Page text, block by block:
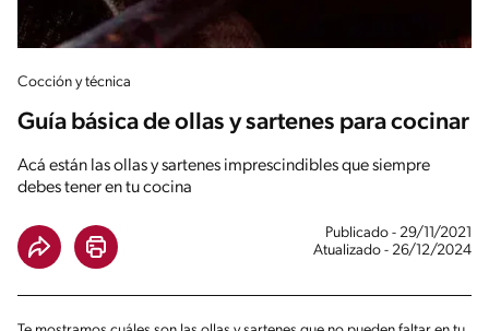
Cocción y técnica
Guía básica de ollas y sartenes para cocinar
Acá están las ollas y sartenes imprescindibles que siempre
debes tener en tu cocina
Publicado - 29/11/2021
Atualizado - 26/12/2024